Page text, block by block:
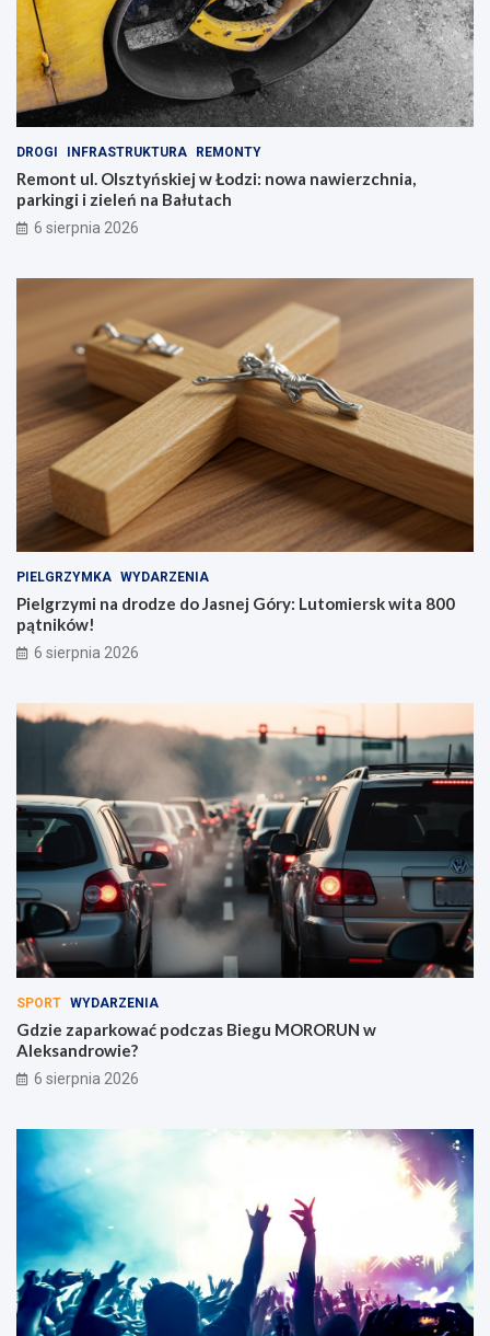
DROGI INFRASTRUKTURA REMONTY
Remont ul. Olsztyńskiej w Łodzi: nowa nawierzchnia,
parkingi i zieleń na Bałutach
6 sierpnia 2026
PIELGRZYMKA WYDARZENIA
Pielgrzymi na drodze do Jasnej Góry: Lutomiersk wita 800
pątników!
6 sierpnia 2026
SPORT WYDARZENIA
Gdzie zaparkować podczas Biegu MORORUN w
Aleksandrowie?
6 sierpnia 2026